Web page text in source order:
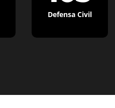
Defensa Civil